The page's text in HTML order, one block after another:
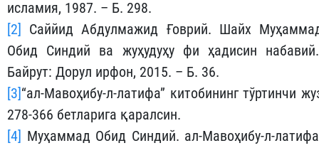
исламия, 1987. – Б. 298.
[2]
Саййид Абдулмажид Ғоврий. Шайх
Обид Синдий ва жуҳудуҳу фи ҳадисин
Байрут: Дорул ирфон, 2015. – Б. 36.
[3]“ал-Мавоҳибу-л-латифа” китобининг тўртинчи
278-366 бетларига қаралсин.
[4] Муҳаммад Обид Синдий. ал-Мавоҳибу-л-